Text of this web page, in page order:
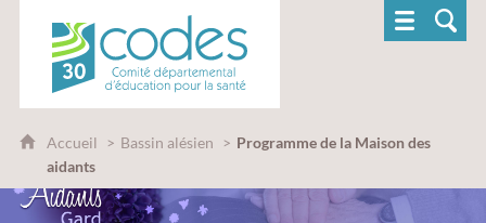
CoDES 30 - Comité départemental
Accueil Bassin alésien
Programme de la Maison des
aidants